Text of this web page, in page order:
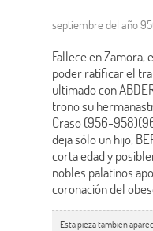
septiembre del año
Fallece en Zamora,
poder ratificar el
ultimado con
trono su
Craso (956-
deja sólo un hijo,
corta edad y
nobles palatinos
coronación del
Esta pieza también